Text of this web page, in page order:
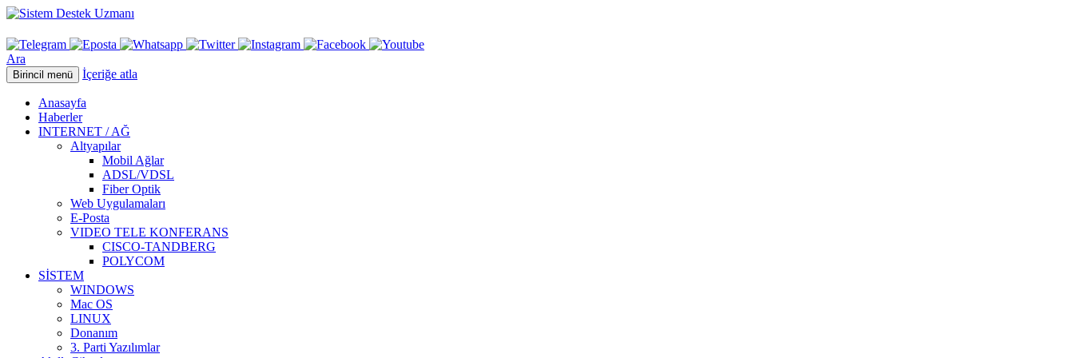
Ara
Birincil menü İçeriğe atla
Anasayfa
Haberler
INTERNET / AĞ
Altyapılar
Mobil Ağlar
ADSL/VDSL
Fiber Optik
Web Uygulamaları
E-Posta
VIDEO TELE KONFERANS
CISCO-TANDBERG
POLYCOM
SİSTEM
WINDOWS
Mac OS
LINUX
Donanım
3. Parti Yazılımlar